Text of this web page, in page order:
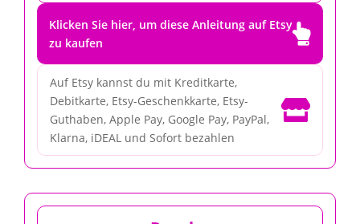
Klicken Sie hier, um diese Anleitung auf Etsy
zu kaufen

Auf Etsy kannst du mit Kreditkarte,
Debitkarte, Etsy-Geschenkkarte, Etsy-
Guthaben, Apple Pay, Google Pay, PayPal,
Klarna, iDEAL und Sofort bezahlen
